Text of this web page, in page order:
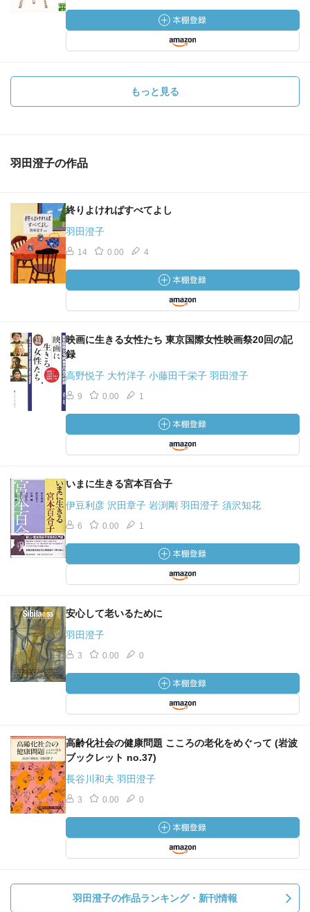
もっと見る
羽田澄子の作品
終りよければすべてよし
羽田澄子
14 0.00 4
映画に生きる女性たち 東京国際女性映画祭20回の記
録
高野悦子 大竹洋子 小藤田千栄子 羽田澄子
9 0.00 1
いまに生きる宮本百合子
伊豆利彦 沢田章子 岩渕剛 羽田澄子 須沢知花
6 0.00 1
安心して老いるために
羽田澄子
3 0.00 0
高齢化社会の健康問題 こころの老化をめぐって (岩波
ブックレット no.37)
長谷川和夫 羽田澄子
3 0.00 0
羽田澄子の作品ランキング・新刊情報